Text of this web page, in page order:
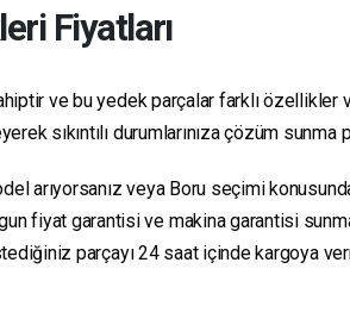
Fiyatları
ve bu yedek parçalar farklı özellikler
sıkıntılı durumlarınıza çözüm
arıyorsanız veya Boru seçimi
fiyat garantisi ve makina garantisi
parçayı 24 saat içinde kargoya